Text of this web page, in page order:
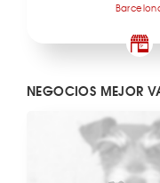
NEGOCIOS MEJOR